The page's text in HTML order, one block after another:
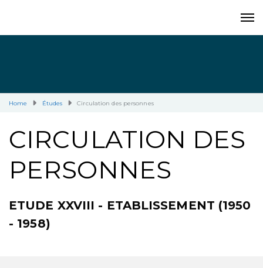
Home Études Circulation des personnes
CIRCULATION DES
PERSONNES
ETUDE XXVIII - ETABLISSEMENT (1950
- 1958)